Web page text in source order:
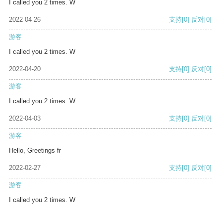
I called you 2 times. W
2022-04-26 支持[0] 反对[0]
游客
I called you 2 times. W
2022-04-20 支持[0] 反对[0]
游客
I called you 2 times. W
2022-04-03 支持[0] 反对[0]
游客
Hello, Greetings fr
2022-02-27 支持[0] 反对[0]
游客
I called you 2 times. W